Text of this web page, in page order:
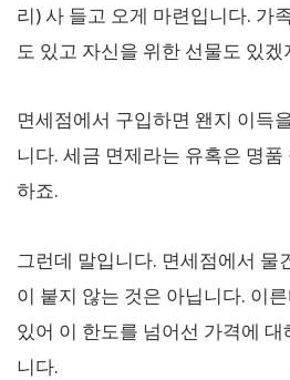
리) 사 들고 오게 마련입니다. 가
도 있고 자신을 위한 선물도 있겠
면세점에서 구입하면 왠지 이득
니다. 세금 면제라는 유혹은 명
하죠.
그런데 말입니다. 면세점에서 물
이 붙지 않는 것은 아닙니다. 이
있어 이 한도를 넘어선 가격에
니다.